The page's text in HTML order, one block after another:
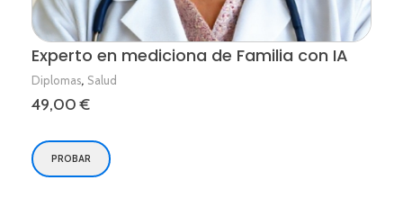
Experto en mediciona de Familia con IA
Diplomas, Salud
49,00€
PROBAR